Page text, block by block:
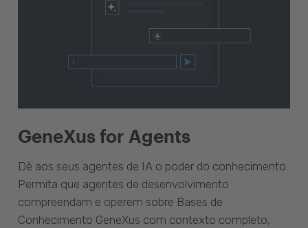
GeneXus for Agents
Dê aos seus agentes de IA o poder do conhecimento.
Permita que agentes de desenvolvimento
compreendam e operem sobre Bases de
Conhecimento GeneXus com contexto completo,